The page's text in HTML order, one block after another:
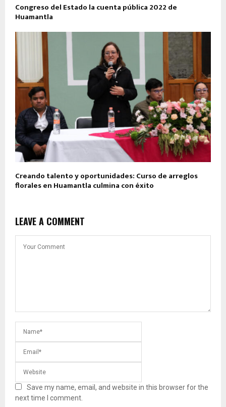
Congreso del Estado la cuenta pública 2022 de
Huamantla
Creando talento y oportunidades: Curso de arreglos
florales en Huamantla culmina con éxito
LEAVE A COMMENT
Save my name, email, and website in this browser for the
next time I comment.